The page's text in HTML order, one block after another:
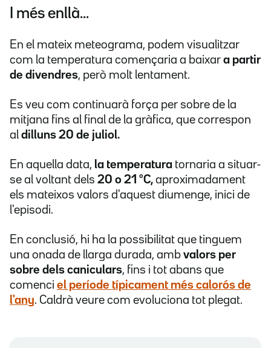
I més enllà...
En el mateix meteograma, podem visualitzar
com la temperatura començaria a baixar a partir
de divendres, però molt lentament.
Es veu com continuarà força per sobre de la
mitjana fins al final de la gràfica, que correspon
al dilluns 20 de juliol.
En aquella data, la temperatura tornaria a situar-
se al voltant dels 20 o 21 ºC, aproximadament
els mateixos valors d'aquest diumenge, inici de
l'episodi.
En conclusió, hi ha la possibilitat que tinguem
una onada de llarga durada, amb valors per
sobre dels caniculars, fins i tot abans que
comenci el període típicament més calorós de
l'any. Caldrà veure com evoluciona tot plegat.